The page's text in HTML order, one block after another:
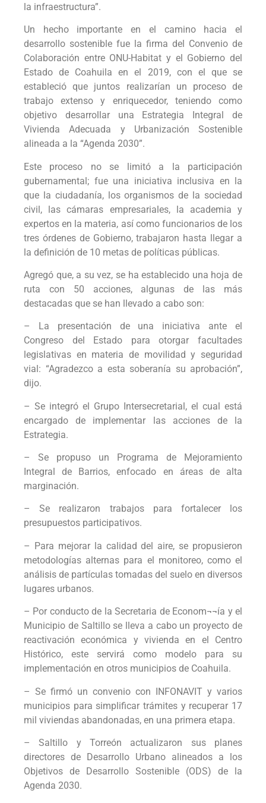
la infraestructura”.
Un hecho importante en el camino hacia el
desarrollo sostenible fue la firma del Convenio de
Colaboración entre ONU-Habitat y el Gobierno del
Estado de Coahuila en el 2019, con el que se
estableció que juntos realizarían un proceso de
trabajo extenso y enriquecedor, teniendo como
objetivo desarrollar una Estrategia Integral de
Vivienda Adecuada y Urbanización Sostenible
alineada a la “Agenda 2030”.
Este proceso no se limitó a la participación
gubernamental; fue una iniciativa inclusiva en la
que la ciudadanía, los organismos de la sociedad
civil, las cámaras empresariales, la academia y
expertos en la materia, así como funcionarios de los
tres órdenes de Gobierno, trabajaron hasta llegar a
la definición de 10 metas de políticas públicas.
Agregó que, a su vez, se ha establecido una hoja de
ruta con 50 acciones, algunas de las más
destacadas que se han llevado a cabo son:
– La presentación de una iniciativa ante el
Congreso del Estado para otorgar facultades
legislativas en materia de movilidad y seguridad
vial: “Agradezco a esta soberanía su aprobación”,
dijo.
– Se integró el Grupo Intersecretarial, el cual está
encargado de implementar las acciones de la
Estrategia.
– Se propuso un Programa de Mejoramiento
Integral de Barrios, enfocado en áreas de alta
marginación.
– Se realizaron trabajos para fortalecer los
presupuestos participativos.
– Para mejorar la calidad del aire, se propusieron
metodologías alternas para el monitoreo, como el
análisis de partículas tomadas del suelo en diversos
lugares urbanos.
– Por conducto de la Secretaria de Econom¬¬ía y el
Municipio de Saltillo se lleva a cabo un proyecto de
reactivación económica y vivienda en el Centro
Histórico, este servirá como modelo para su
implementación en otros municipios de Coahuila.
– Se firmó un convenio con INFONAVIT y varios
municipios para simplificar trámites y recuperar 17
mil viviendas abandonadas, en una primera etapa.
– Saltillo y Torreón actualizaron sus planes
directores de Desarrollo Urbano alineados a los
Objetivos de Desarrollo Sostenible (ODS) de la
Agenda 2030.